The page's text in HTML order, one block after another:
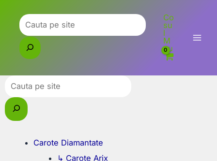
content
Caută
Co
su
l
M
eu
Caută
Carote Diamantate
↳ Carote Arix